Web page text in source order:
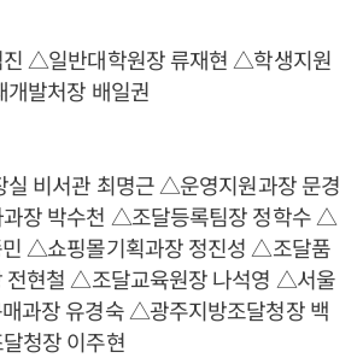
△일반대학원장 류재현 △학생지원
발처장 배일권
비서관 최명근 △운영지원과장 문경
장 박수천 △조달등록팀장 정학수 △
민 △쇼핑몰기획과장 정진성 △조달품
전현철 △조달교육원장 나석영 △서울
과장 유경숙 △광주지방조달청장 백
청장 이주현